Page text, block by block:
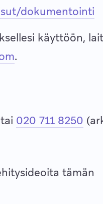
dokumentointi
käyttöön,
.
tai 020 711 8250
tämän